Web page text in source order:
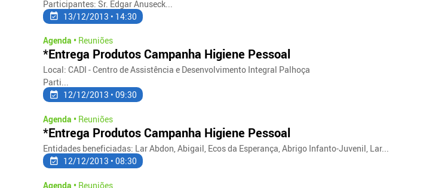
Participantes: Sr. Edgar Anuseck...
13/12/2013 • 14:30
Agenda • Reuniões
*Entrega Produtos Campanha Higiene Pessoal
Local: CADI - Centro de Assistência e Desenvolvimento Integral Palhoça
Parti...
12/12/2013 • 09:30
Agenda • Reuniões
*Entrega Produtos Campanha Higiene Pessoal
Entidades beneficiadas: Lar Abdon, Abigail, Ecos da Esperança, Abrigo Infanto-Juvenil, Lar...
12/12/2013 • 08:30
Agenda • Reuniões